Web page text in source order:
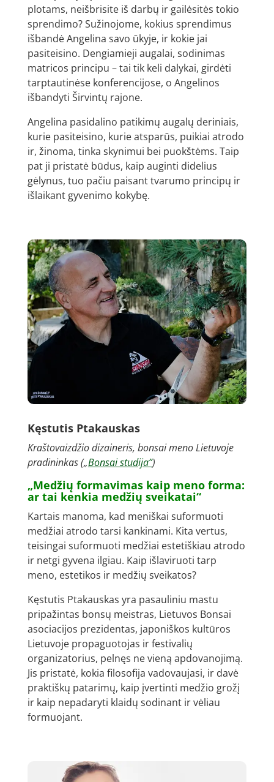
plotams, neišbrisite iš darbų ir gailėsitės tokio
sprendimo? Sužinojome, kokius sprendimus
išbandė Angelina savo ūkyje, ir kokie jai
pasiteisino. Dengiamieji augalai, sodinimas
matricos principu – tai tik keli dalykai, girdėti
tarptautinėse konferencijose, o Angelinos
išbandyti Širvintų rajone.
Angelina pasidalino patikimų augalų deriniais,
kurie pasiteisino, kurie atsparūs, puikiai atrodo
ir, žinoma, tinka skynimui bei puokštėms. Taip
pat ji pristatė būdus, kaip auginti didelius
gėlynus, tuo pačiu paisant tvarumo principų ir
išlaikant gyvenimo kokybę.
Kęstutis Ptakauskas
Kraštovaizdžio dizaineris, bonsai meno Lietuvoje
pradininkas („Bonsai studija”)
„Medžių formavimas kaip meno forma:
ar tai kenkia medžių sveikatai“
Kartais manoma, kad meniškai suformuoti
medžiai atrodo tarsi kankinami. Kita vertus,
teisingai suformuoti medžiai estetiškiau atrodo
ir netgi gyvena ilgiau. Kaip išlaviruoti tarp
meno, estetikos ir medžių sveikatos?
Kęstutis Ptakauskas yra pasauliniu mastu
pripažintas bonsų meistras, Lietuvos Bonsai
asociacijos prezidentas, japoniškos kultūros
Lietuvoje propaguotojas ir festivalių
organizatorius, pelnęs ne vieną apdovanojimą.
Jis pristatė, kokia filosofija vadovaujasi, ir davė
praktiškų patarimų, kaip įvertinti medžio grožį
ir kaip nepadaryti klaidų sodinant ir vėliau
formuojant.